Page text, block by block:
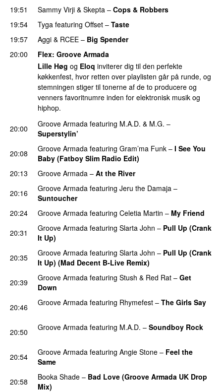
19:51
Sammy Virji & Skepta – Cops & Robbers
19:54
Tyga featuring Offset – Taste
19:57
Aggi & RCEE – Big Spender
20:00
Flex: Groove Armada
Lille Høg og Eloq inviterer dig til den perfekte
køkkenfest, hvor retten over playlisten går på runde, og
stemningen stiger til tonerne af de to producere og
venners favoritnumre inden for elektronisk musik og
hiphop.
20:00 Groove Armada featuring M.A.D. & M.G. –
Superstylin’
20:08
Groove Armada featuring Gram’ma Funk – I See You
Baby (Fatboy Slim Radio Edit)
20:13
Groove Armada – At the River
20:16 Groove Armada featuring Jeru the Damaja –
Suntoucher
20:24
Groove Armada featuring Celetia Martin – My Friend
20:31
Groove Armada featuring Slarta John – Pull Up (Crank
It Up)
20:35 Groove Armada featuring Slarta John – Pull Up (Crank
It Up) (Mad Decent B-Live Remix)
20:39 Groove Armada featuring Stush & Red Rat – Get
Down
20:46 Groove Armada featuring Rhymefest – The Girls Say
20:50 Groove Armada featuring M.A.D. – Soundboy Rock
20:54 Groove Armada featuring Angie Stone – Feel the
Same
20:58 Booka Shade – Bad Love (Groove Armada UK Drop
Mix)